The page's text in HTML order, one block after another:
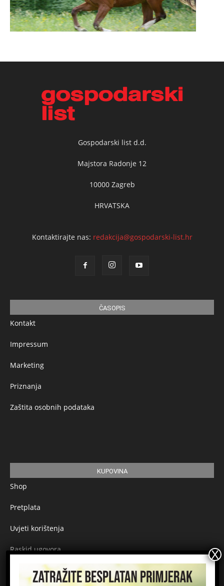
Gospodarski list d.d.
Majstora Radonje 12
10000 Zagreb
HRVATSKA
Kontaktirajte nas: redakcija@gospodarski-list.hr
ČASOPIS
Kontakt
Impressum
Marketing
Priznanja
Zaštita osobnih podataka
KUPOVINA
Shop
Pretplata
Uvjeti korištenja
Raskid ugovora
Načini plaćanja